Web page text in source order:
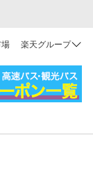
楽天グループ